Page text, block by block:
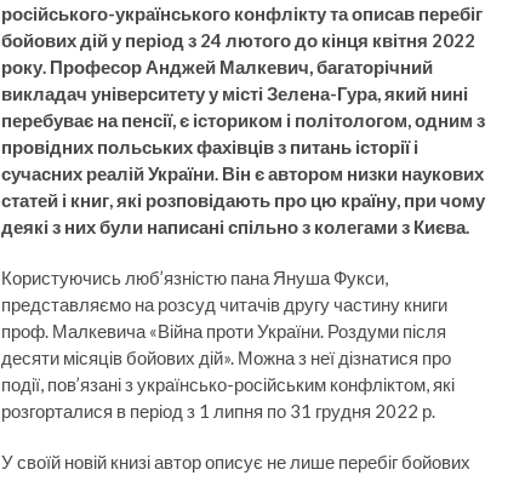
російського-українського конфлікту та описав перебіг
бойових дій у період з 24 лютого до кінця квітня 2022
року. Професор Анджей Малкевич, багаторічний
викладач університету у місті Зелена-Гура, який нині
перебуває на пенсії, є істориком і політологом, одним з
провідних польських фахівців з питань історії і
сучасних реалій України. Він є автором низки наукових
статей і книг, які розповідають про цю країну, при чому
деякі з них були написані спільно з колегами з Києва.
Користуючись люб’язністю пана Януша Фукси,
представляємо на розсуд читачів другу частину книги
проф. Малкевича «Війна проти України. Роздуми після
десяти місяців бойових дій». Можна з неї дізнатися про
події, пов’язані з українсько-російським конфліктом, які
розгорталися в період з 1 липня по 31 грудня 2022 р.
У своїй новій книзі автор описує не лише перебіг бойових